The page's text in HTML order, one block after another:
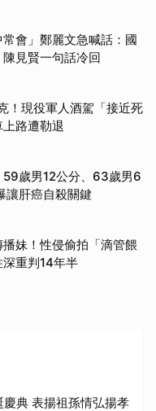
會」鄭麗文急喊話：國
見賢一句話冷回
！現役軍人酒駕「接近死
路遭勒退
59歲男12公分、63歲男6
讓肝癌自殺關鍵
妹！性侵偷拍「滴管餵
重判14年半
典 表揚祖孫情弘揚孝